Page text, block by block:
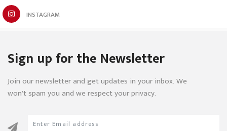
INSTAGRAM
Sign up for the Newsletter
Join our newsletter and get updates in your inbox. We
won’t spam you and we respect your privacy.